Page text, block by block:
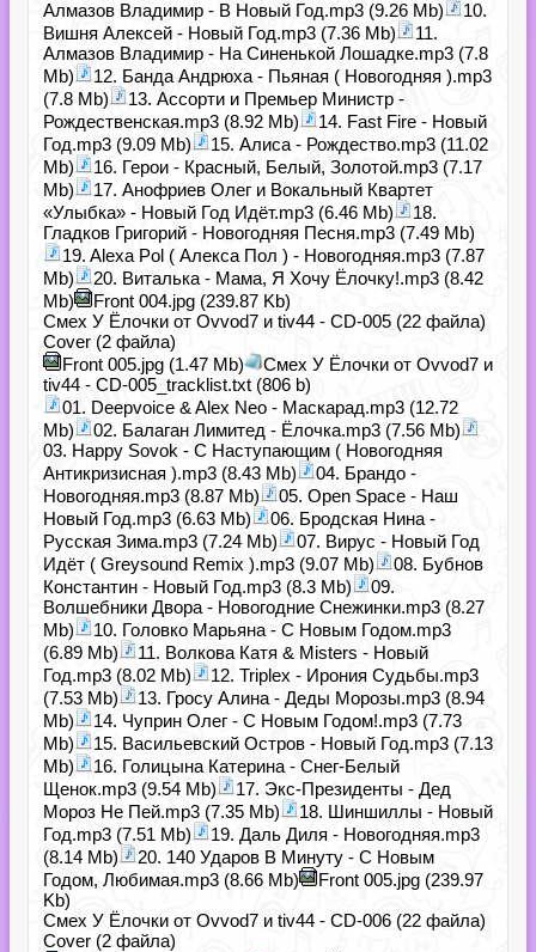
Алмазов Владимир - В Новый Год.mp3 (9.26 Mb)
10.
Вишня Алексей - Новый Год.mp3 (7.36 Mb)
11.
Алмазов Владимир - На Синенькой Лошадке.mp3 (7.8
Mb)
12. Банда Андрюха - Пьяная ( Новогодняя ).mp3
(7.8 Mb)
13. Ассорти и Премьер Министр -
Рождественская.mp3 (8.92 Mb)
14. Fast Fire - Новый
Год.mp3 (9.09 Mb)
15. Алиса - Рождество.mp3 (11.02
Mb)
16. Герои - Красный, Белый, Золотой.mp3 (7.17
Mb)
17. Анофриев Олег и Вокальный Квартет
«Улыбка» - Новый Год Идёт.mp3 (6.46 Mb)
18.
Гладков Григорий - Новогодняя Песня.mp3 (7.49 Mb)
19. Alexa Pol ( Алекса Пол ) - Новогодняя.mp3 (7.87
Mb)
20. Виталька - Мама, Я Хочу Ёлочку!.mp3 (8.42
Mb)
Front 004.jpg (239.87 Kb)
Смех У Ёлочки от Ovvod7 и tiv44 - CD-005 (22 файла)
Cover (2 файла)
Front 005.jpg (1.47 Mb)
Смех У Ёлочки от Ovvod7 и
tiv44 - CD-005_tracklist.txt (806 b)
01. Deepvoice & Alex Neo - Маскарад.mp3 (12.72
Mb)
02. Балаган Лимитед - Ёлочка.mp3 (7.56 Mb)
03. Happy Sovok - С Наступающим ( Новогодняя
Антикризисная ).mp3 (8.43 Mb)
04. Брандо -
Новогодняя.mp3 (8.87 Mb)
05. Open Space - Наш
Новый Год.mp3 (6.63 Mb)
06. Бродская Нина -
Русская Зима.mp3 (7.24 Mb)
07. Вирус - Новый Год
Идёт ( Greysound Remix ).mp3 (9.07 Mb)
08. Бубнов
Константин - Новый Год.mp3 (8.3 Mb)
09.
Волшебники Двора - Новогодние Снежинки.mp3 (8.27
Mb)
10. Головко Марьяна - С Новым Годом.mp3
(6.89 Mb)
11. Волкова Катя & Misters - Новый
Год.mp3 (8.02 Mb)
12. Triplex - Ирония Судьбы.mp3
(7.53 Mb)
13. Гросу Алина - Деды Морозы.mp3 (8.94
Mb)
14. Чуприн Олег - С Новым Годом!.mp3 (7.73
Mb)
15. Васильевский Остров - Новый Год.mp3 (7.13
Mb)
16. Голицына Катерина - Снег-Белый
Щенок.mp3 (9.54 Mb)
17. Экс-Президенты - Дед
Мороз Не Пей.mp3 (7.35 Mb)
18. Шиншиллы - Новый
Год.mp3 (7.51 Mb)
19. Даль Диля - Новогодняя.mp3
(8.14 Mb)
20. 140 Ударов В Минуту - С Новым
Годом, Любимая.mp3 (8.66 Mb)
Front 005.jpg (239.97
Kb)
Смех У Ёлочки от Ovvod7 и tiv44 - CD-006 (22 файла)
Cover (2 файла)